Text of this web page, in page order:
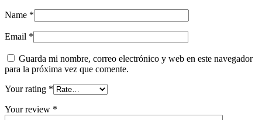
Name *
Email *
Guarda mi nombre, correo electrónico y web en este navegador
para la próxima vez que comente.
Your rating *
Your review *